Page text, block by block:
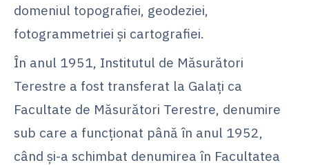
domeniul topografiei, geodeziei,
fotogrammetriei şi cartografiei.
În anul 1951, Institutul de Măsurători
Terestre a fost transferat la Galaţi ca
Facultate de Măsurători Terestre, denumire
sub care a funcţionat până în anul 1952,
când şi-a schimbat denumirea în Facultatea